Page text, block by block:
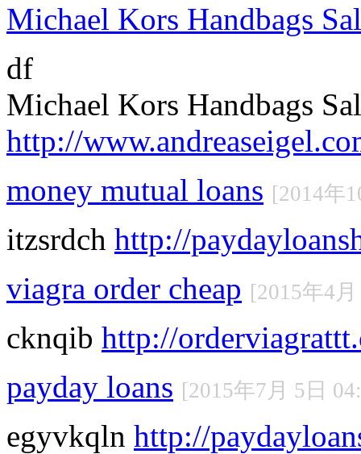
Michael Kors Handbags
df
Michael Kors Handbags
http://
money mutual loans [2014年
itzsrdch http://
viagra order cheap [2015年4
cknqib http://
payday loans [2015年7月 5日
egyvkqln http://